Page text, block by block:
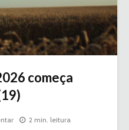
começa
2 min. leitura